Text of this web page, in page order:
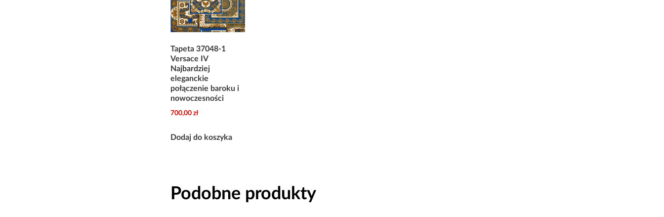
Tapeta 37048-1
Versace IV
Najbardziej
eleganckie
połączenie baroku i
nowoczesności
700,00zł
Dodaj do koszyka
Podobne produkty